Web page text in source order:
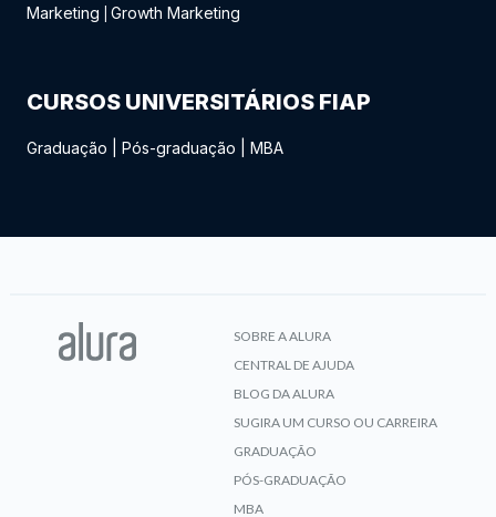
Marketing
Growth Marketing
CURSOS UNIVERSITÁRIOS FIAP
Graduação Pós-graduação MBA
SOBRE A ALURA
CENTRAL DE AJUDA
BLOG DA ALURA
SUGIRA UM CURSO OU CARREIRA
GRADUAÇÃO
PÓS-GRADUAÇÃO
MBA